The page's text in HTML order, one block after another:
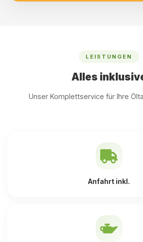
LEISTUNGEN
Alles
Unser Komplettservice für Ihre
Anfahrt inkl.